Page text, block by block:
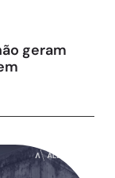
geram